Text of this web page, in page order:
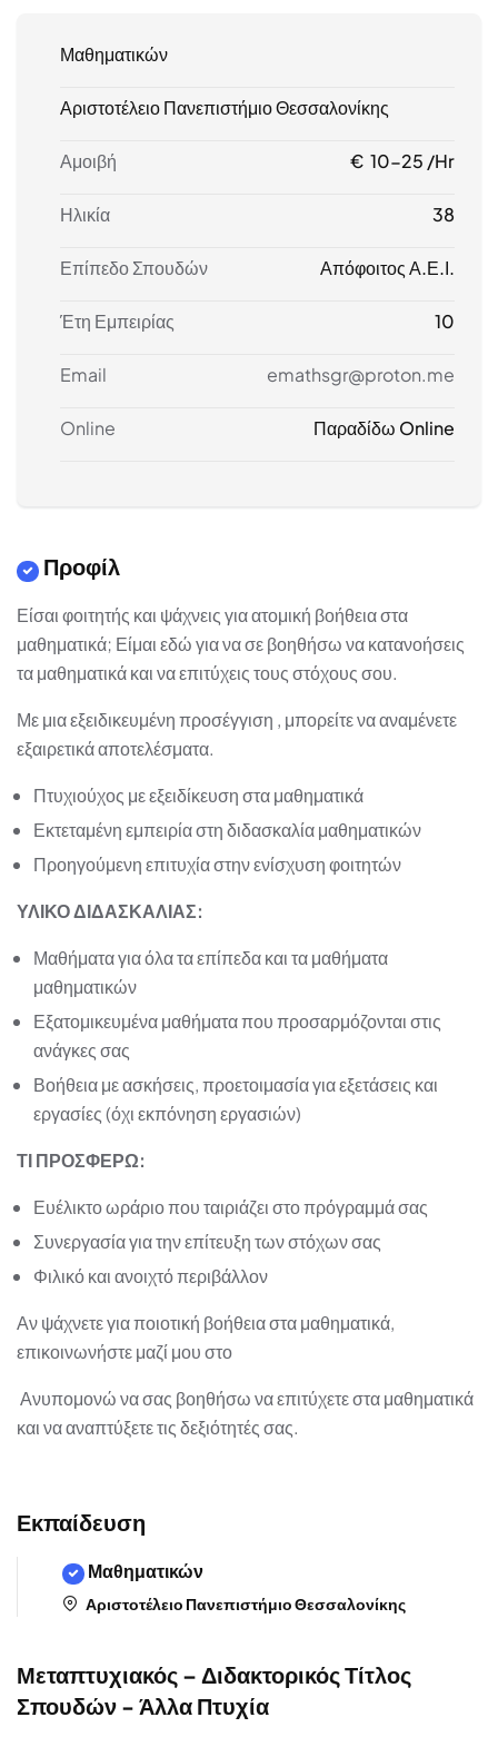
Μαθηματικών
Αριστοτέλειο Πανεπιστήμιο Θεσσαλονίκης
Αμοιβή € 10-25 /hr
Ηλικία 38
Επίπεδο Σπουδών Απόφοιτος Α.Ε.Ι.
Έτη Εμπειρίας 10
Email emathsgr@proton.me
Online Παραδίδω Online
Προφίλ
Είσαι φοιτητής και ψάχνεις για ατομική βοήθεια στα
μαθηματικά; Είμαι εδώ για να σε βοηθήσω να κατανοήσεις
τα μαθηματικά και να επιτύχεις τους στόχους σου.
Με μια εξειδικευμένη προσέγγιση , μπορείτε να αναμένετε
εξαιρετικά αποτελέσματα.
Πτυχιούχος με εξειδίκευση στα μαθηματικά
Εκτεταμένη εμπειρία στη διδασκαλία μαθηματικών
Προηγούμενη επιτυχία στην ενίσχυση φοιτητών
ΥΛΙΚΟ ΔΙΔΑΣΚΑΛΙΑΣ:
Μαθήματα για όλα τα επίπεδα και τα μαθήματα
μαθηματικών
Εξατομικευμένα μαθήματα που προσαρμόζονται στις
ανάγκες σας
Βοήθεια με ασκήσεις, προετοιμασία για εξετάσεις και
εργασίες (όχι εκπόνηση εργασιών)
ΤΙ ΠΡΟΣΦΕΡΩ:
Ευέλικτο ωράριο που ταιριάζει στο πρόγραμμά σας
Συνεργασία για την επίτευξη των στόχων σας
Φιλικό και ανοιχτό περιβάλλον
Αν ψάχνετε για ποιοτική βοήθεια στα μαθηματικά,
επικοινωνήστε μαζί μου στο
Ανυπομονώ να σας βοηθήσω να επιτύχετε στα μαθηματικά
και να αναπτύξετε τις δεξιότητές σας.
Εκπαίδευση
Μαθηματικών
Αριστοτέλειο Πανεπιστήμιο Θεσσαλονίκης
Μεταπτυχιακός – Διδακτορικός Τίτλος
Σπουδών - Άλλα Πτυχία